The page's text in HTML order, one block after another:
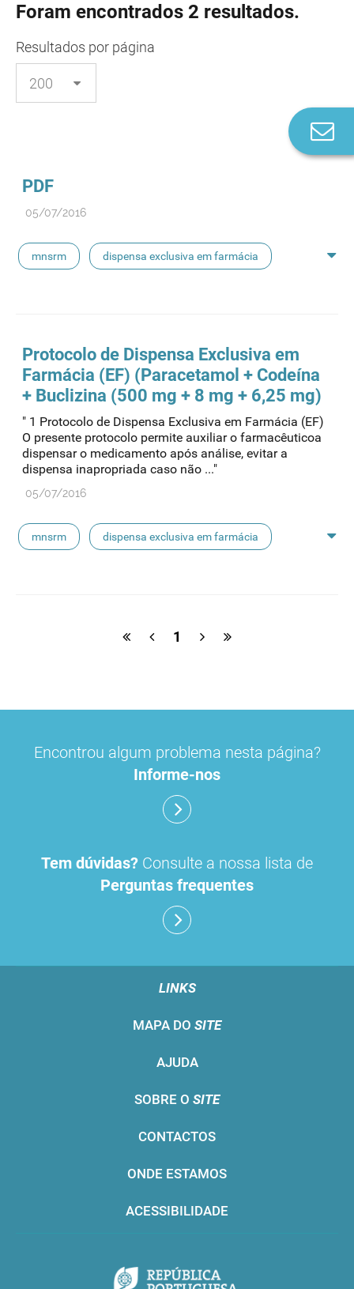
Foram encontrados 2 resultados.
Resultados por página
PDF
05/07/2016
mnsrm dispensa exclusiva em farmácia
pílula do dia seguinte ibuprofeno
paracetamol codeina buclizina picetoprofeno
contraceção de emergência amorolfina
Protocolo de Dispensa Exclusiva em
Farmácia (EF) (Paracetamol + Codeína
+ Buclizina (500 mg + 8 mg + 6,25 mg)
" 1 Protocolo de Dispensa Exclusiva em Farmácia (EF)
O presente protocolo permite auxiliar o farmacêuticoa
dispensar o medicamento após análise, evitar a
dispensa inapropriada caso não ..."
05/07/2016
mnsrm dispensa exclusiva em farmácia
paracetamol codeina buclizina picetoprofeno
contraceção de emergência amorolfina
1
Encontrou algum problema nesta página?
Informe-nos
Tem dúvidas? Consulte a nossa lista de
Perguntas frequentes
LINKS
MAPA DO SITE
AJUDA
SOBRE O SITE
CONTACTOS
ONDE ESTAMOS
ACESSIBILIDADE